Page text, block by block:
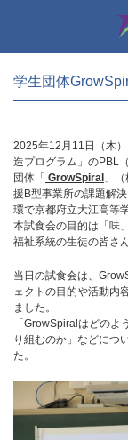
学生団体
2025年12月11日（木
造プログラム」のPBL
団体「 GrowSpiral 」
援B型事業所の課題解
環で京都府立大江高等
本試食会の目的は「味
福祉系統の生徒の皆さ
当日の試食会は、
ェクトの目的や活動内
ました。
「GrowSpiralはどの
り組むのか」などにつ
た。